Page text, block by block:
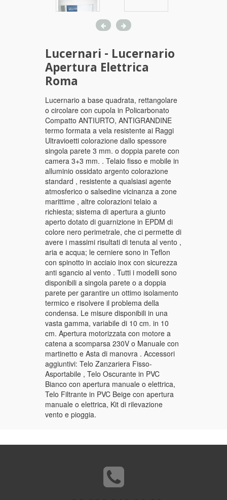
Lucernari - Lucernario
Apertura Elettrica
Roma
Lucernario a base quadrata, rettangolare
o circolare con cupola in Policarbonato
Compatto ANTIURTO, ANTIGRANDINE
termo formata a vela resistente ai Raggi
Ultravioetti colorazione dallo spessore
singola parete 3 mm. o doppia parete con
camera 3+3 mm. . Telaio fisso e mobile in
alluminio ossidato argento colorazione
standard , resistente a qualsiasi agente
atmosferico o salsedine vicinanza a zone
marittime , altre colorazioni telaio a
richiesta; sistema di apertura a giunto
aperto dotato di guarnizione in EPDM di
colore nero perimetrale, che ci permette di
avere i massimi risultati di tenuta al vento ,
aria e acqua; le cerniere sono in Teflon
con spinotto in acciaio inox con sicurezza
anti sgancio al vento . Tutti i modelli sono
disponibili a singola parete o a doppia
parete per garantire un ottimo isolamento
termico e risolvere il problema della
condensa. Le misure disponibili in una
vasta gamma, variabile di 10 cm. in 10
cm. Apertura motorizzata con motore a
catena a scomparsa 230V o Manuale con
martinetto e Asta di manovra . Accessori
aggiuntivi: Telo Zanzariera Fisso-
Asportabile , Telo Oscurante in PVC
Bianco con apertura manuale o elettrica,
Telo Filtrante in PVC Beige con apertura
manuale o elettrica, Kit di rilevazione
vento e pioggia.